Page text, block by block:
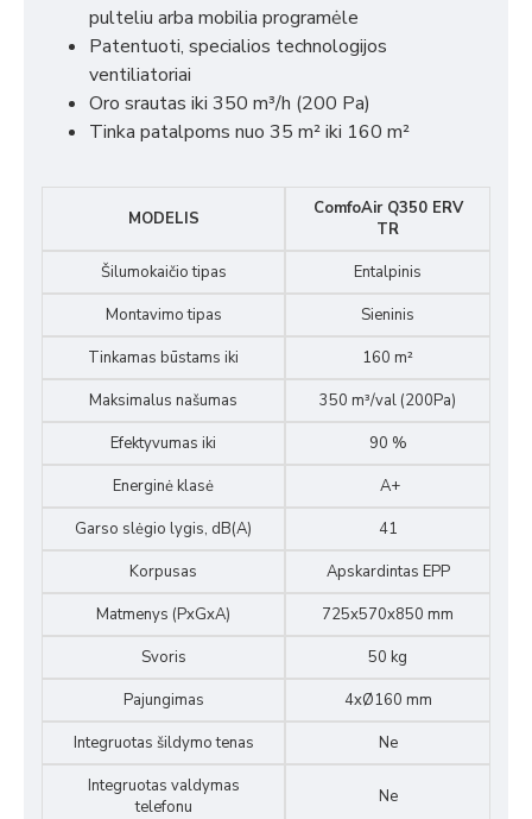
pulteliu arba mobilia programėle
Patentuoti, specialios technologijos
ventiliatoriai
Oro srautas iki 350 m³/h (200 Pa)
Tinka patalpoms nuo 35 m² iki 160 m²
MODELIS
ComfoAir Q350 ERV
TR
Šilumokaičio tipas
Entalpinis
Montavimo tipas
Sieninis
Tinkamas būstams iki
160 m²
Maksimalus našumas
350 m³/val (200Pa)
Efektyvumas iki
90 %
Energinė klasė
A+
Garso slėgio lygis, dB(A)
41
Korpusas
Apskardintas EPP
Matmenys (PxGxA)
725x570x850 mm
Svoris
50 kg
Pajungimas
4xØ160 mm
Integruotas šildymo tenas
Ne
Integruotas valdymas
telefonu
Ne